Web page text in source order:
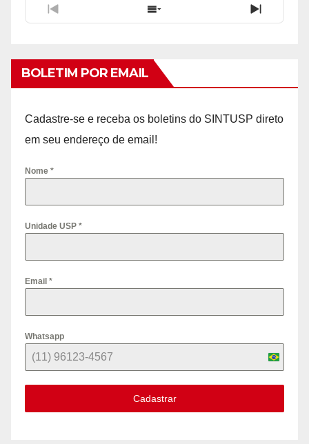
Previous
Episode
Show
Episodes
Next
Episode
BOLETIM POR EMAIL
Cadastre-se e receba os boletins do SINTUSP direto
em seu endereço de email!
Nome *
Unidade USP *
Email *
Whatsapp
B
r
Cadastrar